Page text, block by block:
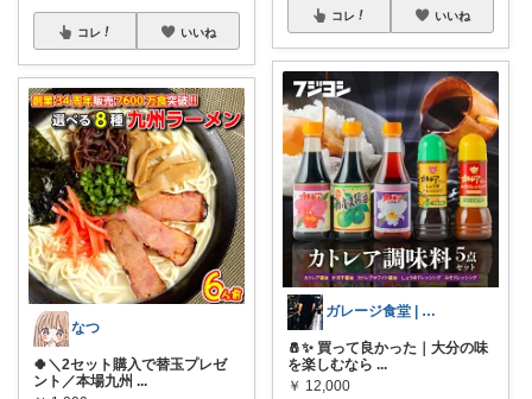
コレ いいね
なつ
🍀＼2セット購入で替玉プレゼ
ント／本場九州 ...
コレ いいね
ガレージ食堂 | 開業準備中
🧂✨ 買って良かった｜大分の味
を楽しむなら ...
￥ 12,000